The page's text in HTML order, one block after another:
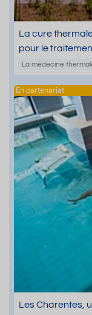
La cure
pour le
La médecine
Les Charentes,